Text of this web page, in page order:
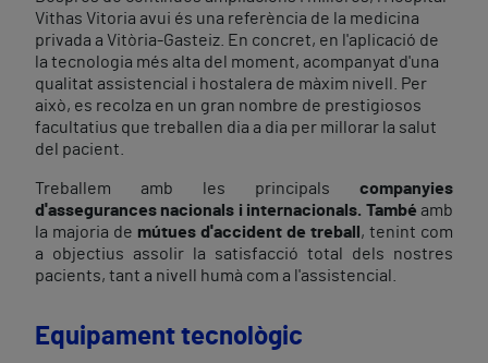
Vithas Vitoria avui és una referència de la medicina
privada a Vitòria-Gasteiz. En concret, en l'aplicació de
la tecnologia més alta del moment, acompanyat d'una
qualitat assistencial i hostalera de màxim nivell. Per
això, es recolza en un gran nombre de prestigiosos
facultatius que treballen dia a dia per millorar la salut
del pacient.
Treballem amb les principals companyies
d'assegurances nacionals i internacionals. També amb
la majoria de mútues d'accident de treball , tenint com
a objectius assolir la satisfacció total dels nostres
pacients, tant a nivell humà com a l'assistencial.
Equipament tecnològic